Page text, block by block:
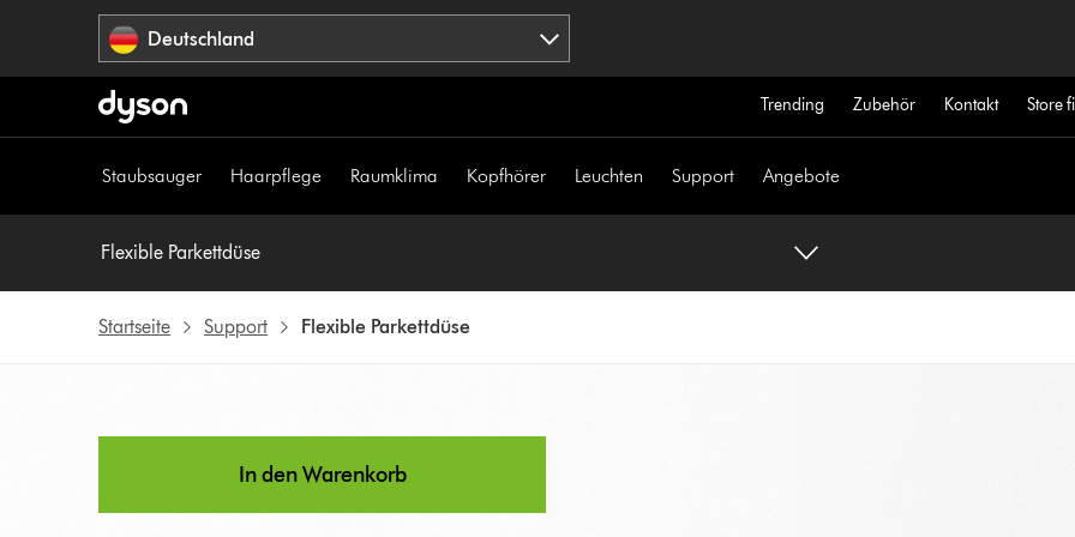
Deutschland
Trending Zubehör Kontakt Store
Staubsauger Haarpflege Raumklima Kopfhörer Leuchten Support Angebote
Flexible Parkettdüse
Startseite Support Flexible Parkettdüse
In den Warenkorb